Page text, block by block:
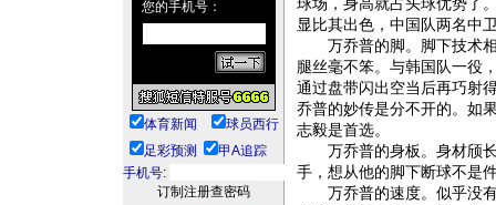
体育新闻
球员西行
足彩预测
甲A追踪
手机号:
球场，身高就占头球优势了
显比其出色，中国队两名中
万乔普的脚。脚下技术相
腿丝毫不笨。与韩国队一役
通过盘带闪出空当后再巧射
乔普的妙传是分不开的。如
志毅是首选。
万乔普的身板。身材颀长
手，想从他的脚下断球不是
万乔普的速度。似乎没有